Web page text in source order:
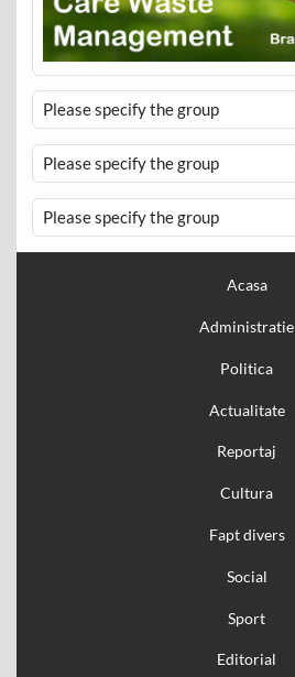
Please specify the group
Please specify the group
Please specify the group
Acasa
Administratie
Politica
Actualitate
Reportaj
Cultura
Fapt divers
Social
Sport
Editorial